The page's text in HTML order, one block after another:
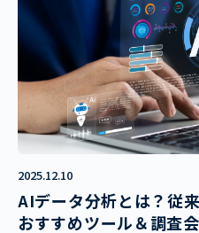
2025.12.10
AIデータ分析とは？従
おすすめツール＆調査